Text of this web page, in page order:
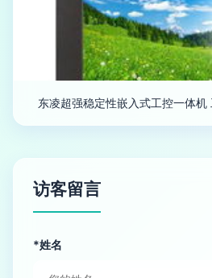
东凌超强稳定性嵌入式工控一体
访客留言
*姓名